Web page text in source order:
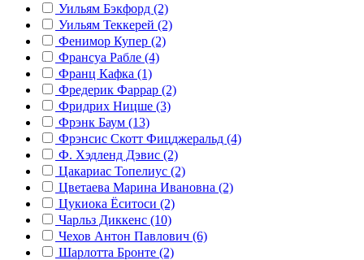
Уильям Бэкфорд (2)
Уильям Теккерей (2)
Фенимор Купер (2)
Франсуа Рабле (4)
Франц Кафка (1)
Фредерик Фаррар (2)
Фридрих Ницше (3)
Фрэнк Баум (13)
Фрэнсис Скотт Фицджеральд (4)
Ф. Хэдленд Дэвис (2)
Цакариас Топелиус (2)
Цветаева Марина Ивановна (2)
Цукиока Ёситоси (2)
Чарльз Диккенс (10)
Чехов Антон Павлович (6)
Шарлотта Бронте (2)